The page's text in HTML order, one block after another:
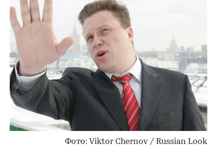
Фото: Viktor Chernov / Russian Look